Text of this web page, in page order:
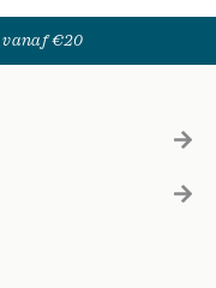
vanaf €20